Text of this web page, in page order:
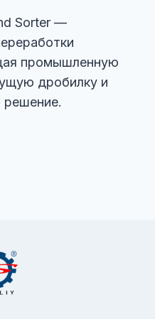
Sorter —
промышленную
дробилку и
решение.